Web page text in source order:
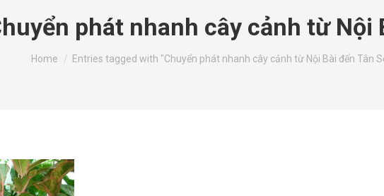
phát nhanh cây cảnh từ Nội
You are here:
Home Entries tagged with "Chuyển phát nhanh cây cảnh từ Nội Bài đến Tân